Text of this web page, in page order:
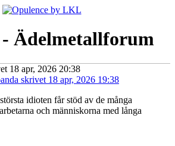
Ädelmetallforum
18 apr, 2026 20:38
skrivet 18 apr, 2026 19:38
idioten får stöd av de många
och människorna med långa